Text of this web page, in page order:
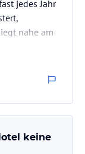
jedes Jahr
nahe am
keine